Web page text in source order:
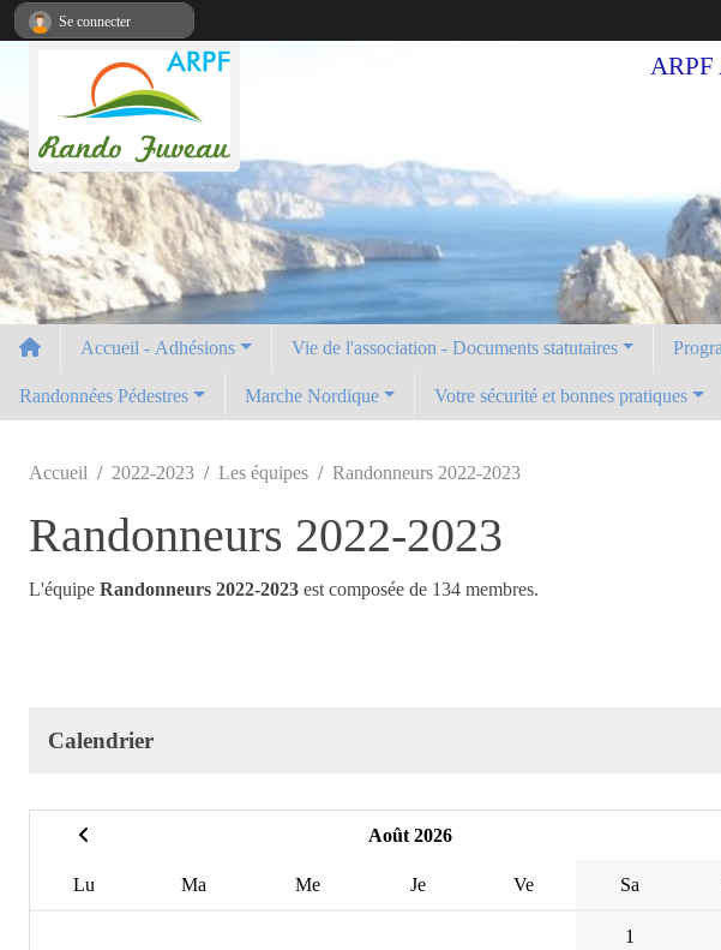
ARPF
Accueil - Adhésions Vie de l'association - Documents statutaires
Randonnées Pédestres Marche Nordique Votre sécurité et bonnes pratiques
Accueil 2022-2023 Les équipes Randonneurs 2022-2023
Randonneurs 2022-2023
L'équipe Randonneurs 2022-2023 est composée de 134 membres.
Calendrier
Août 2026
Lu Ma Me Je Ve Sa
1
Se connecter
Panneau de gestion des cookies